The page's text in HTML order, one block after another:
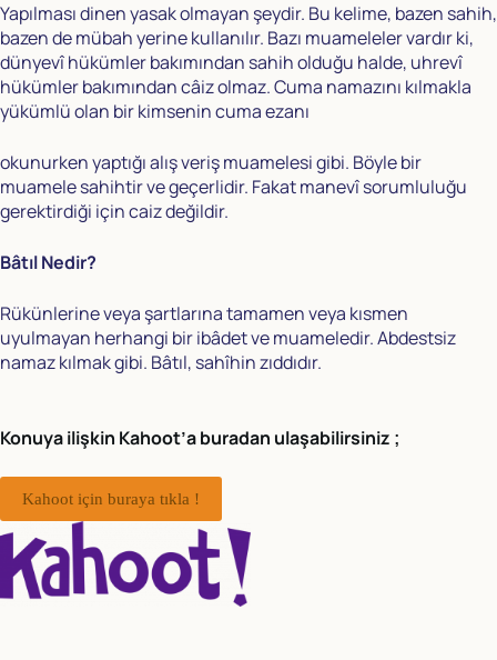
Yapılması dinen yasak olmayan şeydir. Bu kelime, bazen sahih,
bazen de mübah yerine kullanılır. Bazı muameleler vardır ki,
dünyevî hükümler bakımından sahih olduğu halde, uhrevî
hükümler bakımından câiz olmaz. Cuma namazını kılmakla
yükümlü olan bir kimsenin cuma ezanı
okunurken yaptığı alış veriş muamelesi gibi. Böyle bir
muamele sahihtir ve geçerlidir. Fakat manevî sorumluluğu
gerektirdiği için caiz değildir.
Bâtıl Nedir?
Rükünlerine veya şartlarına tamamen veya kısmen
uyulmayan herhangi bir ibâdet ve muameledir. Abdestsiz
namaz kılmak gibi. Bâtıl, sahîhin zıddıdır.
Konuya ilişkin Kahoot’a buradan ulaşabilirsiniz ;
Kahoot için buraya tıkla !